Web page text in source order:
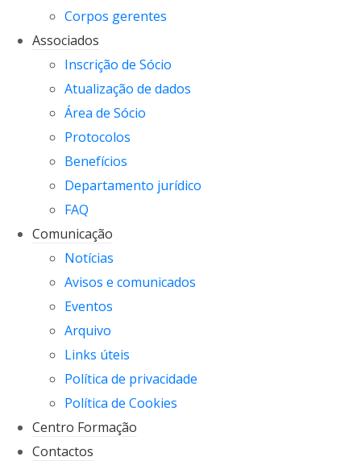
Corpos gerentes
Associados
Inscrição de Sócio
Atualização de dados
Área de Sócio
Protocolos
Benefícios
Departamento jurídico
FAQ
Comunicação
Notícias
Avisos e comunicados
Eventos
Arquivo
Links úteis
Política de privacidade
Política de Cookies
Centro Formação
Contactos